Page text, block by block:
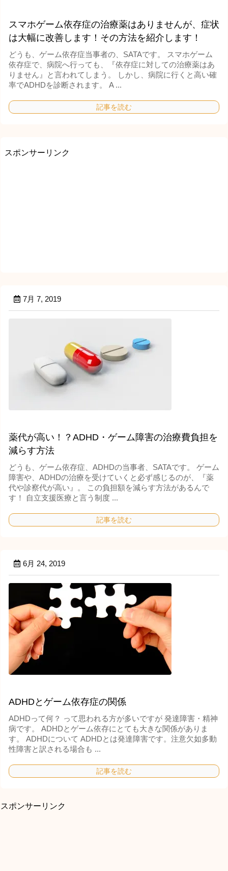
スマホゲーム依存症の治療薬はありませんが、症状
は大幅に改善します！その方法を紹介します！
どうも、ゲーム依存症当事者の、SATAです。 スマホゲーム
依存症で、病院へ行っても、『依存症に対しての治療薬はあ
りません』と言われてしまう。 しかし、病院に行くと高い確
率でADHDを診断されます。 A ...
記事を読む
スポンサーリンク
7月 7, 2019
薬代が高い！？ADHD・ゲーム障害の治療費負担を
減らす方法
どうも、ゲーム依存症、ADHDの当事者、SATAです。 ゲーム
障害や、ADHDの治療を受けていくと必ず感じるのが、『薬
代や診察代が高い』。 この負担額を減らす方法があるんで
す！ 自立支援医療と言う制度 ...
記事を読む
6月 24, 2019
ADHDとゲーム依存症の関係
ADHDって何？ って思われる方が多いですが 発達障害・精神
病です。 ADHDとゲーム依存にとても大きな関係がありま
す。 ADHDについて ADHDとは発達障害です。注意欠如多動
性障害と訳される場合も ...
記事を読む
スポンサーリンク